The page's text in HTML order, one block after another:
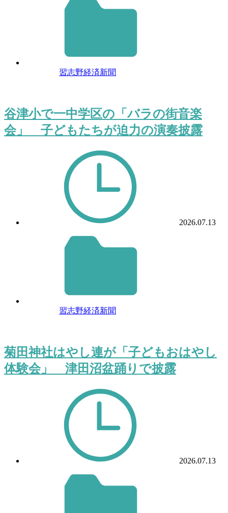
習志野経済新聞
谷津小で一中学区の「バラの街音楽
会」 子どもたちが迫力の演奏披露
2026.07.13
習志野経済新聞
菊田神社はやし連が「子どもおはやし
体験会」 津田沼盆踊りで披露
2026.07.13